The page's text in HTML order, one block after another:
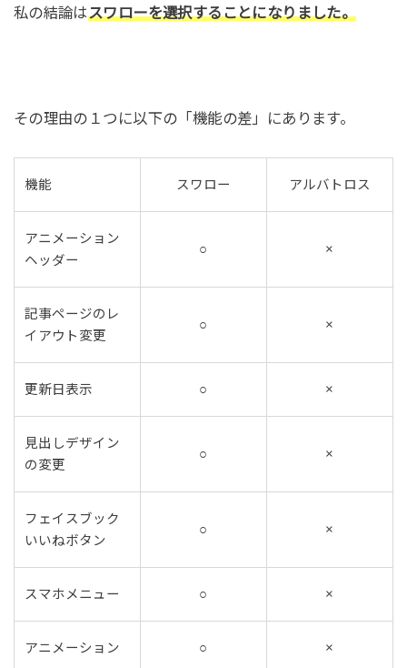
私の結論はスワローを選択することになりました。
その理由の１つに以下の「機能の差」にあります。
機能 スワロー アルバトロス
アニメーション
ヘッダー
○ ×
記事ページのレ
イアウト変更
○ ×
更新日表示 ○ ×
見出しデザイン
の変更
○ ×
フェイスブック
いいねボタン
○ ×
スマホメニュー ○ ×
アニメーション ○ ×